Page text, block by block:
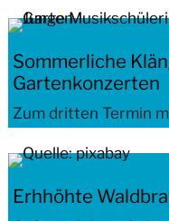
Sommerliche
Gartenkonzerten
Zum dritten Termin
Erhhöhte